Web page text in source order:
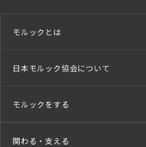
モルックとは
日本モルック協会について
モルックをする
関わる・支える